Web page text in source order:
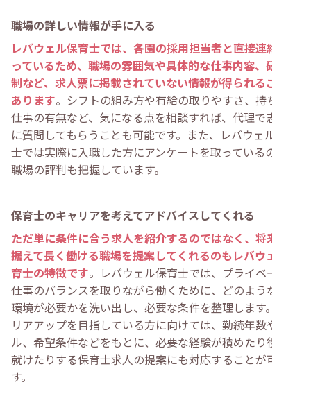
職場の詳しい情報が手に入る
レバウェル保育士では、各園の採用担当者と直接連絡を取
っているため、職場の雰囲気や具体的な仕事内容、研修体
制など、求人票に掲載されていない情報が得られることも
あります。シフトの組み方や有給の取りやすさ、持ち帰り
仕事の有無など、気になる点を相談すれば、代理で志望先
に質問してもらうことも可能です。また、レバウェル保育
士では実際に入職した方にアンケートを取っているので、
職場の評判も把握しています。
保育士のキャリアを考えてアドバイスしてくれる
ただ単に条件に合う求人を紹介するのではなく、将来を見
据えて長く働ける職場を提案してくれるのもレバウェル保
育士の特徴です。レバウェル保育士では、プライベートと
仕事のバランスを取りながら働くために、どのような職場
環境が必要かを洗い出し、必要な条件を整理します。キャ
リアアップを目指している方に向けては、勤続年数やスキ
ル、希望条件などをもとに、必要な経験が積めたり役職に
就けたりする保育士求人の提案にも対応することが可能で
す。